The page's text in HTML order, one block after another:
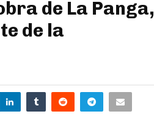
de La Panga,
de la